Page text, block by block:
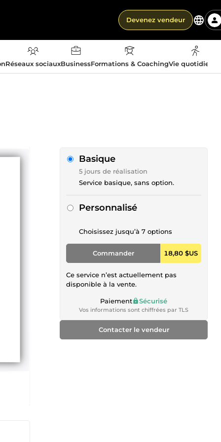
Devenez vendeur
Réseaux sociauxBusinessFormations & CoachingVie
Basique
5 jours de réalisation
Service basique, sans option.
Personnalisé
Choisissez jusqu’à 7 options
Commander 18,80 $US
Ce service n’est actuellement pas
disponible à la vente.
Paiement Sécurisé
Vos informations sont chiffrées par TLS
Contacter le vendeur